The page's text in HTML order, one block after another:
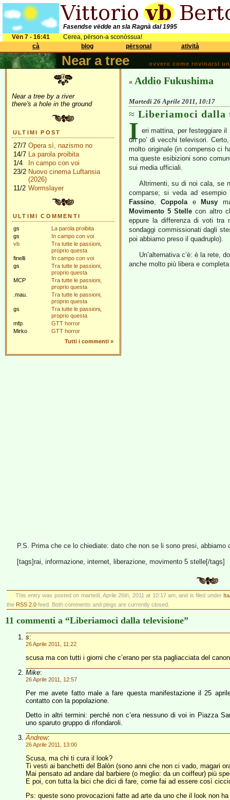
Fasendse vëdde an sla Ragnà dal 1995
Vën 7 - 16:41
Cerea, përson-a sconòssua!
cà
blog përsonal atività
Near a tree ovvero come rovinarsi
Near a tree by a river
there's a hole in the ground
ULTIMI POST
27/7 Opera sì, nazismo no
14/7 La parola proibita
1/4
In campo con voi
23/2 Nuovo cinema Luftansia
(2026)
11/2 Wormslayer
ULTIMI COMMENTI
gs
La parola proibita
gs
In campo con voi
vb
Tra tutte le passioni,
proprio questa
finelli
In campo con voi
gs
Tra tutte le passioni,
proprio questa
MCP
Tra tutte le passioni,
proprio questa
.mau.
Tra tutte le passioni,
proprio questa
gs
Tra tutte le passioni,
proprio questa
mfp
GTT horror
Mirko
GTT horror
Tutti i commenti »
« Addio Fukushima
Martedì 26 Aprile 2011, 10:17
Liberiamoci dalla
I eri mattina, per festeggiare
un po’ di vecchi televisori.
molto originale (in compenso ci
ma queste esibizioni sono
sui media ufficiali.
Altrimenti, su di noi cala, se
comparse; si veda ad esempio
Fassino,Coppolae Musy
Movimento 5 Stelle con altro
eppure la differenza di voti
sondaggi commissionati dagli
poi abbiamo preso il quadruplo).
Un’alternativa c’è: è la rete,
anche molto più libera e
P.S. Prima che ce lo chiediate: dato che non se li sono presi,
[tags]rai, informazione, internet, liberazione, movimento 5 stelle[/tags]
This entry was posted on martedì, Aprile 26th, 2011 at 10:17 am, and is filed under
the RSS 2.0 feed. Both comments and pings are currently closed.
11 commenti a “Liberiamoci dalla televisione”
s:
26 Aprile 2011, 11:22
scusa ma con tutti i giorni che c’erano per sta pagliacciata del
Mike:
26 Aprile 2011, 12:57
Per me avete fatto male a fare questa manifestazione il 25
contatto con la popolazione.
Detto in altri termini: perché non c’era nessuno di voi in Piazza
uno sparuto gruppo di rifondaroli.
Andrew:
26 Aprile 2011, 13:00
Scusa, ma chi ti cura il look?
Ti vesti ai banchetti del Balòn (sono anni che non ci vado, magari
Mai pensato ad andare dal barbiere (o meglio: da un coiffeur) più
E poi, con tutta la bici che dici di fare, come fai ad essere così
Ps: queste sono provocazioni fatte ad arte da uno che il look non